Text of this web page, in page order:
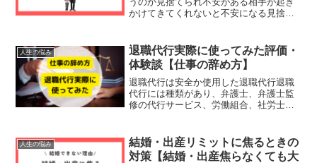
かけてきてくれないと不安になる見捨て
す。連絡が少し途絶えただけで不安にな
ってしまい、居ても立って...
人生の悩み
退職代行実際に使ってみた評価・
体験談【仕事の辞め方】
退職代行は安全か使用した退職代行退職
代行には種類があり、弁護士、弁護士監
修の代行サービス、労働組合、社労士が
利用しました。弁護士の退職代行が良い
理由退職を行う際、訴訟に...
人生の悩み
結婚・出産リミットに焦るときの
対策【結婚・出産焦らなくても大